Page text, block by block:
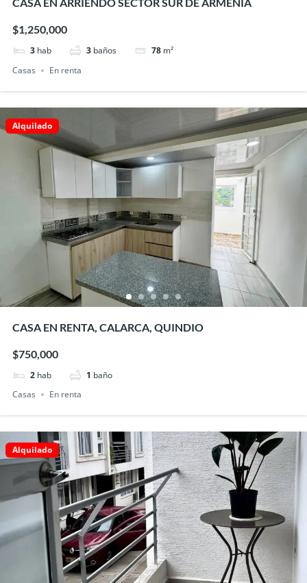
$1,250,000
3 hab 3 baños 78 m²
Casas
En renta
Alquilado
CASA EN RENTA, CALARCA, QUINDIO
$750,000
2 hab 1 baño
Casas
En renta
Alquilado